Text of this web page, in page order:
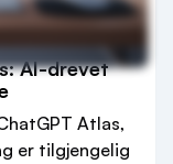
AI-drevet
Atlas,
er tilgjengelig